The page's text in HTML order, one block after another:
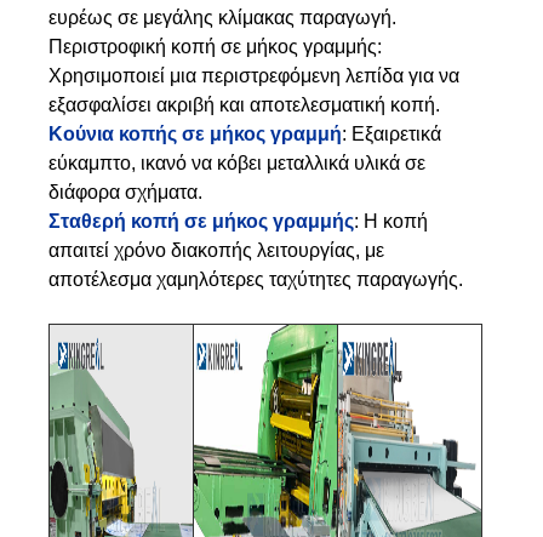
ευρέως σε μεγάλης κλίμακας παραγωγή.
Περιστροφική κοπή σε μήκος γραμμής:
Χρησιμοποιεί μια περιστρεφόμενη λεπίδα για να
εξασφαλίσει ακριβή και αποτελεσματική κοπή.
Κούνια κοπής σε μήκος γραμμή: Εξαιρετικά
εύκαμπτο, ικανό να κόβει μεταλλικά υλικά σε
διάφορα σχήματα.
Σταθερή κοπή σε μήκος γραμμής: Η κοπή
απαιτεί χρόνο διακοπής λειτουργίας, με
αποτέλεσμα χαμηλότερες ταχύτητες παραγωγής.